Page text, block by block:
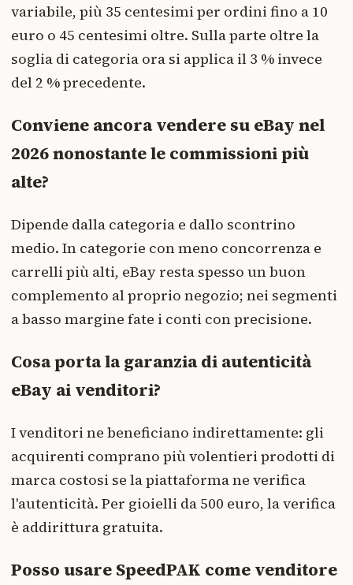
variabile, più 35 centesimi per ordini fino a 10
euro o 45 centesimi oltre. Sulla parte oltre la
soglia di categoria ora si applica il 3 % invece
del 2 % precedente.
Conviene ancora vendere su eBay nel
2026 nonostante le commissioni più
alte?
Dipende dalla categoria e dallo scontrino
medio. In categorie con meno concorrenza e
carrelli più alti, eBay resta spesso un buon
complemento al proprio negozio; nei segmenti
a basso margine fate i conti con precisione.
Cosa porta la garanzia di autenticità
eBay ai venditori?
I venditori ne beneficiano indirettamente: gli
acquirenti comprano più volentieri prodotti di
marca costosi se la piattaforma ne verifica
l'autenticità. Per gioielli da 500 euro, la verifica
è addirittura gratuita.
Posso usare SpeedPAK come venditore